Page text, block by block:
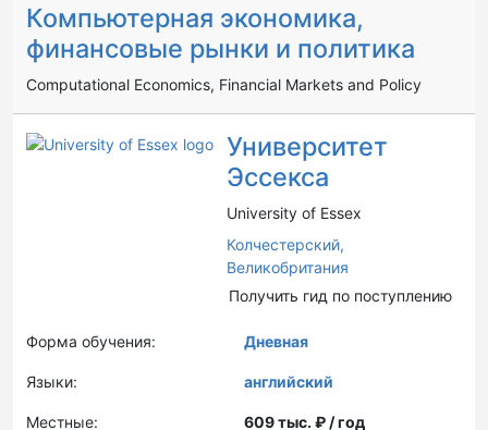
Компьютерная экономика,
финансовые рынки и политика
Computational Economics, Financial Markets and Policy
Университет
Эссекса
University of Essex
Колчестерский,
Великобритания
Получить гид по поступлению
Форма обучения: Дневная
Языки: английский
Местные: 609 тыс. ₽ / год